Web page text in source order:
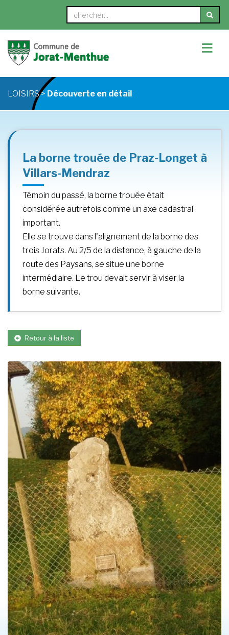
≡
LOISIRS > Découverte en détail
La borne trouée de Praz-Longet à
Villars-Mendraz
Témoin du passé, la borne trouée était
considérée autrefois comme un axe cadastral
important.
Elle se trouve dans l'alignement de la borne des
trois Jorats. Au 2/5 de la distance, à gauche de la
route des Paysans, se situe une borne
intermédiaire. Le trou devait servir à viser la
borne suivante.
Retour à la liste